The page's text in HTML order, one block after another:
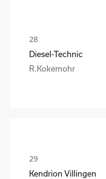
Diesel-Technic
R.Kokemohr
Kendrion Villingen